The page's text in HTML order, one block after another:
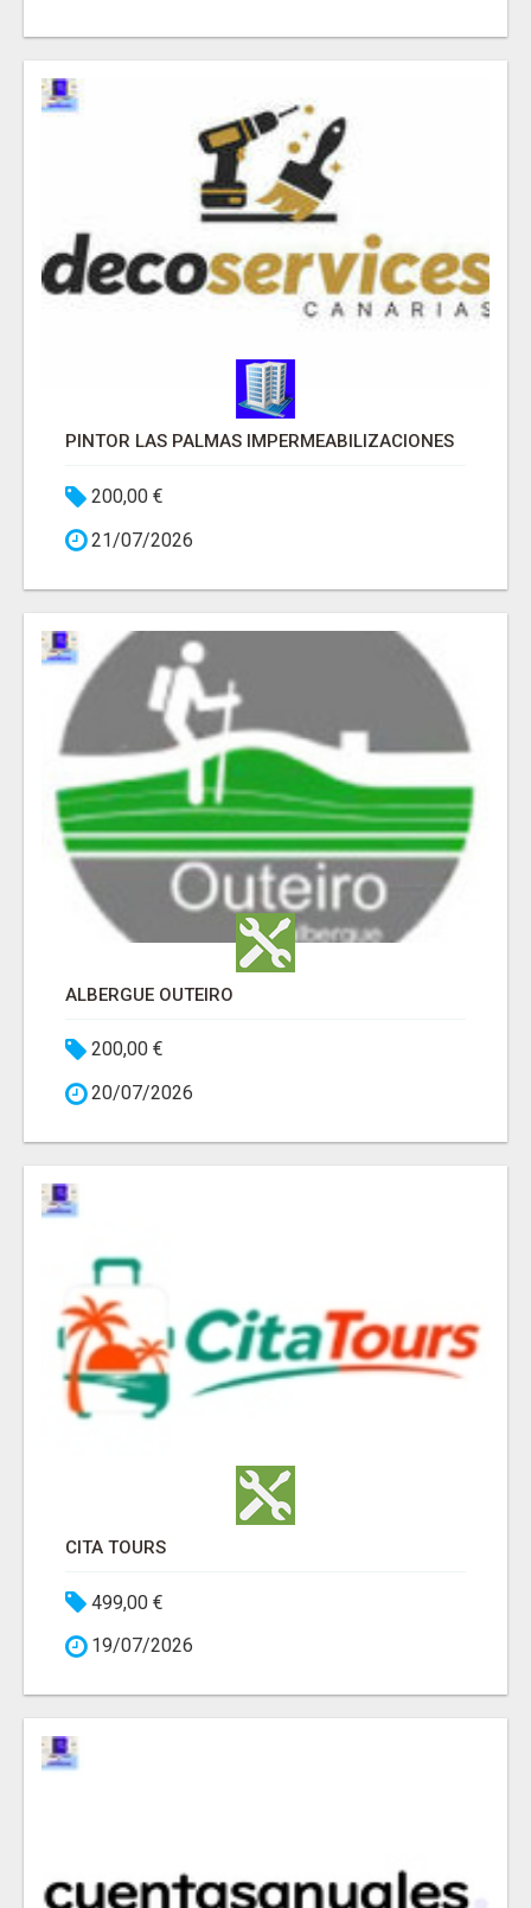
PINTOR LAS PALMAS IMPERMEABILIZACIONES
200,00 €
21/07/2026
ALBERGUE OUTEIRO
200,00 €
20/07/2026
CITA TOURS
499,00 €
19/07/2026